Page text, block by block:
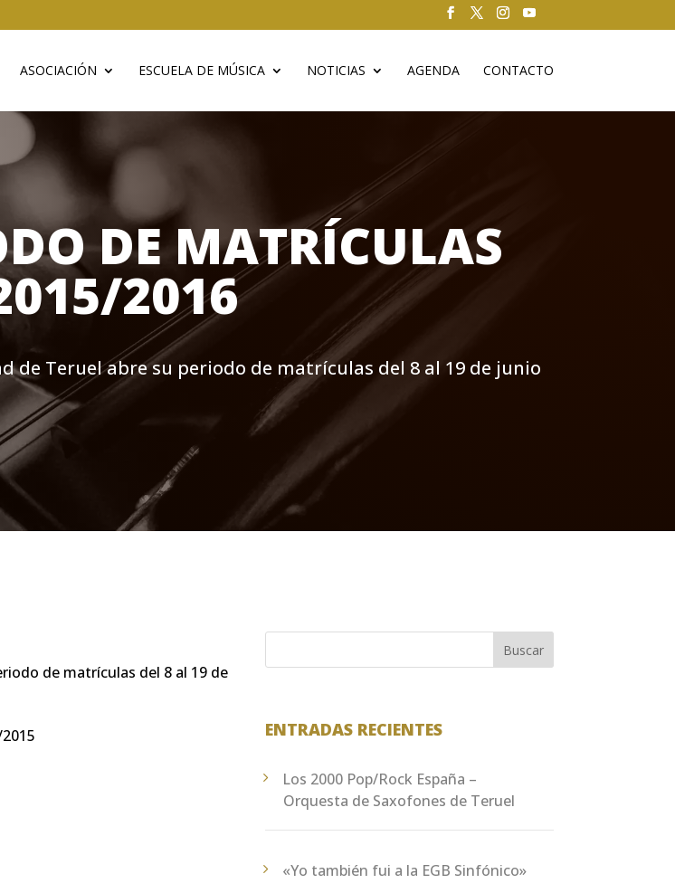
ASOCIACIÓN ESCUELA DE MÚSICA NOTICIAS AGENDA CONTACTO
DE MATRÍCULAS
2016
de Teruel abre su periodo de matrículas del 8 al 19 de junio
de matrículas del 8 al 19 de
Buscar
ENTRADAS RECIENTES
Los 2000 Pop/Rock España –
Orquesta de Saxofones de Teruel
«Yo también fui a la EGB Sinfónico»